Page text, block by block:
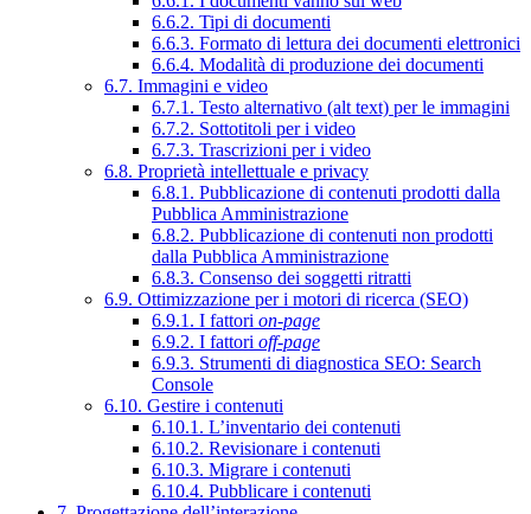
6.6.2. Tipi di documenti
6.6.3. Formato di lettura dei documenti elettronici
6.6.4. Modalità di produzione dei documenti
6.7. Immagini e video
6.7.1. Testo alternativo (alt text) per le immagini
6.7.2. Sottotitoli per i video
6.7.3. Trascrizioni per i video
6.8. Proprietà intellettuale e privacy
6.8.1. Pubblicazione di contenuti prodotti dalla
Pubblica Amministrazione
6.8.2. Pubblicazione di contenuti non prodotti
dalla Pubblica Amministrazione
6.8.3. Consenso dei soggetti ritratti
6.9. Ottimizzazione per i motori di ricerca (SEO)
6.9.1. I fattori on-page
6.9.2. I fattori off-page
6.9.3. Strumenti di diagnostica SEO: Search
Console
6.10. Gestire i contenuti
6.10.1. L’inventario dei contenuti
6.10.2. Revisionare i contenuti
6.10.3. Migrare i contenuti
6.10.4. Pubblicare i contenuti